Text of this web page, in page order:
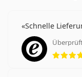
Schnelle